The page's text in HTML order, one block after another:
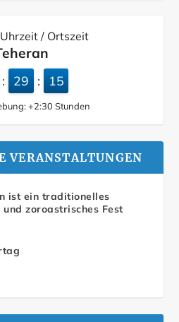
/ Ortszeit
: 29 : 15
+2:30 Stunden
VERANSTALTUNGEN
ist ein traditionelles
zoroastrisches Fest